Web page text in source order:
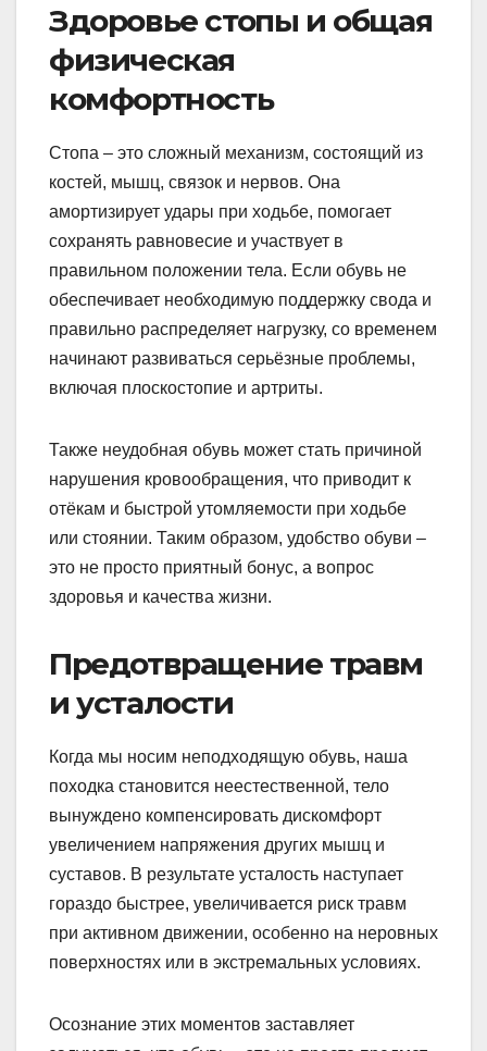
Здоровье стопы и общая
физическая
комфортность
Стопа – это сложный механизм, состоящий из
костей, мышц, связок и нервов. Она
амортизирует удары при ходьбе, помогает
сохранять равновесие и участвует в
правильном положении тела. Если обувь не
обеспечивает необходимую поддержку свода и
правильно распределяет нагрузку, со временем
начинают развиваться серьёзные проблемы,
включая плоскостопие и артриты.
Также неудобная обувь может стать причиной
нарушения кровообращения, что приводит к
отёкам и быстрой утомляемости при ходьбе
или стоянии. Таким образом, удобство обуви –
это не просто приятный бонус, а вопрос
здоровья и качества жизни.
Предотвращение травм
и усталости
Когда мы носим неподходящую обувь, наша
походка становится неестественной, тело
вынуждено компенсировать дискомфорт
увеличением напряжения других мышц и
суставов. В результате усталость наступает
гораздо быстрее, увеличивается риск травм
при активном движении, особенно на неровных
поверхностях или в экстремальных условиях.
Осознание этих моментов заставляет